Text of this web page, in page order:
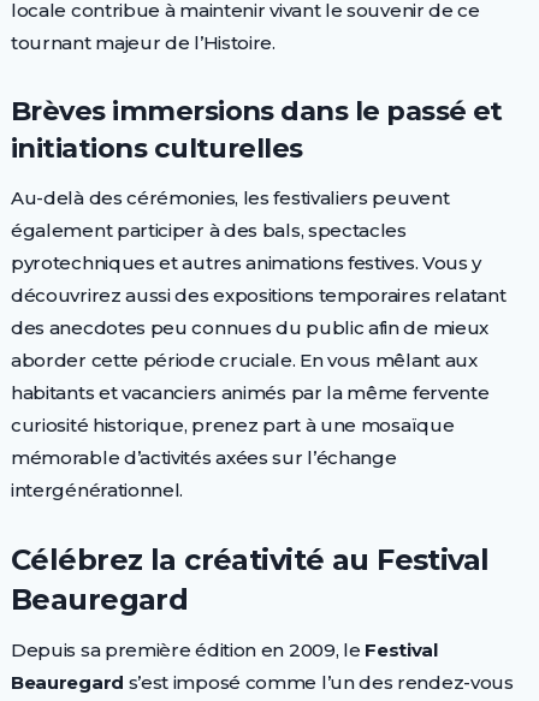
locale contribue à maintenir vivant le souvenir de ce
tournant majeur de l’Histoire.
Brèves immersions dans le passé et
initiations culturelles
Au-delà des cérémonies, les festivaliers peuvent
également participer à des bals, spectacles
pyrotechniques et autres animations festives. Vous y
découvrirez aussi des expositions temporaires relatant
des anecdotes peu connues du public afin de mieux
aborder cette période cruciale. En vous mêlant aux
habitants et vacanciers animés par la même fervente
curiosité historique, prenez part à une mosaïque
mémorable d’activités axées sur l’échange
intergénérationnel.
Célébrez la créativité au Festival
Beauregard
Depuis sa première édition en 2009, le Festival
Beauregard s’est imposé comme l’un des rendez-vous